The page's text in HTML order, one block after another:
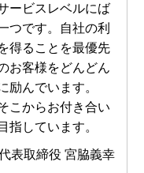
ービスレベルにば
つです。自社の利
得ることを最優先
お客様をどんどん
励んでいます。
こからお付き合い
指しています。
表取締役 宮脇義幸